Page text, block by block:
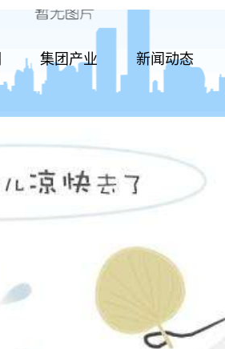
集团产业 新闻动态